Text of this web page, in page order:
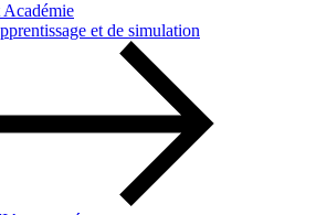
Académie
et de simulation